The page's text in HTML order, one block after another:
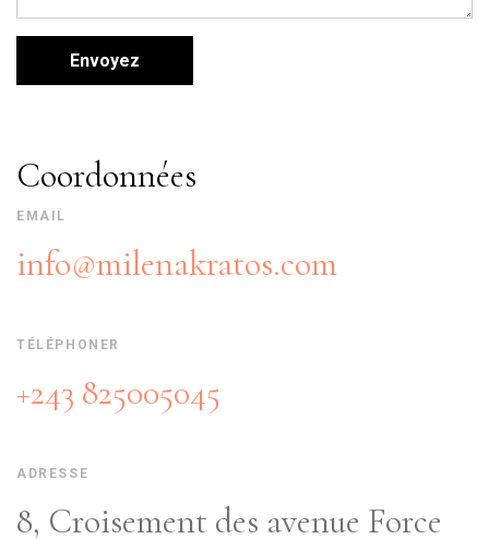
Coordonnées
EMAIL
info@milenakratos.com
TÉLÉPHONER
+243 825005045
ADRESSE
8, Croisement des avenue Force